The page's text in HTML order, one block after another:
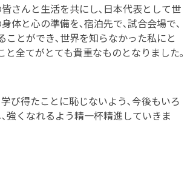
さんと生活を共にし､日本代表として世
体と心の準備を､宿泊先で､試合会場で､
ことができ､世界を知らなかった私にと
と全てがとても貴重なものとなりました｡
び得たことに恥じないよう､今後もいろ
強くなれるよう精一杯精進していきま